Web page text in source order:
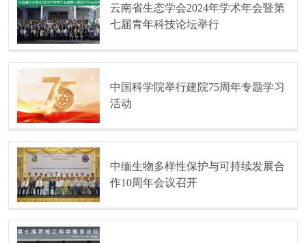
云南省生态学会2024年学术年会暨第
七届青年科技论坛举行
中国科学院举行建院75周年专题学习
活动
中缅生物多样性保护与可持续发展合
作10周年会议召开